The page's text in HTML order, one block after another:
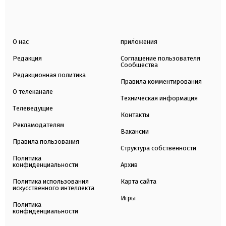
О нас
Редакция
Редакционная политика
О телеканале
Телеведущие
Рекламодателям
Правила пользования
Политика
конфиденциальности
Политика использования
искусственного интеллекта
Политика
конфиденциальности
приложения
Соглашение пользователя
Сообщества
Правила комментирования
Техническая информация
Контакты
Вакансии
Структура собственности
Архив
Карта сайта
Игры